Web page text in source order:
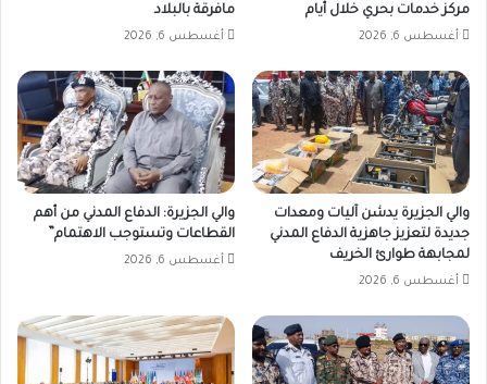
مركز خدمات بحري خلال أيام
أغسطس 6, 2026
مافرقة بالبلاد
أغسطس 6, 2026
والي الجزيرة يدشن آليات ومعدات
جديدة لتعزيز جاهزية الدفاع المدني
لمجابهة طوارئ الخريف
أغسطس 6, 2026
والي الجزيرة: الدفاع المدني من أهم
القطاعات وتستوجب الاهتمام”
أغسطس 6, 2026